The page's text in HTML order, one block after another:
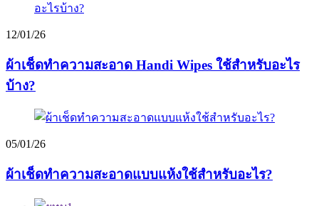
12/01/26
ผ้าเช็ดทำความสะอาด Handi Wipes ใช้สำหรับอะไร
บ้าง?
05/01/26
ผ้าเช็ดทำความสะอาดแบบแห้งใช้สำหรับอะไร?